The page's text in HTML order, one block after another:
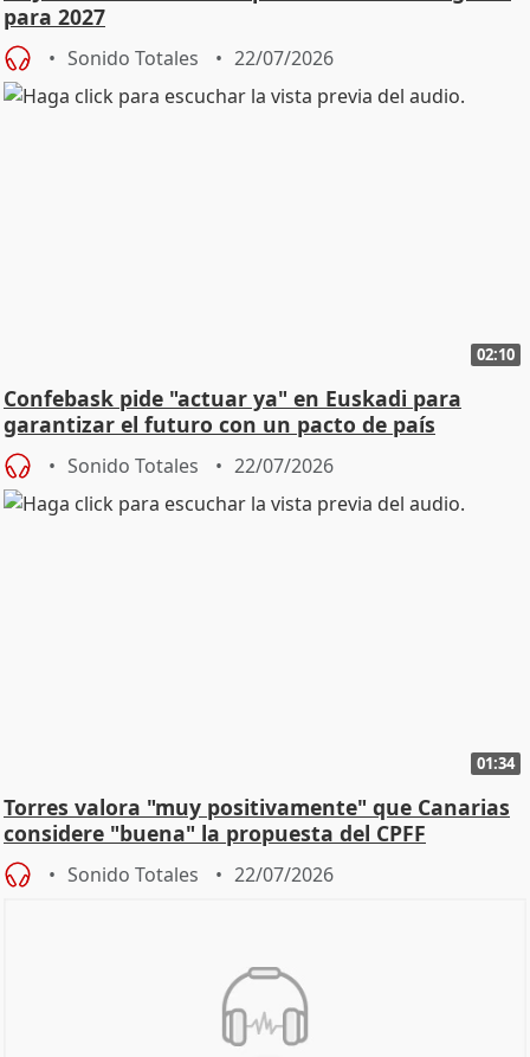
para 2027
Sonido Totales 22/07/2026
02:10
Confebask pide "actuar ya" en Euskadi para
garantizar el futuro con un pacto de país
Sonido Totales 22/07/2026
01:34
Torres valora "muy positivamente" que Canarias
considere "buena" la propuesta del CPFF
Sonido Totales 22/07/2026